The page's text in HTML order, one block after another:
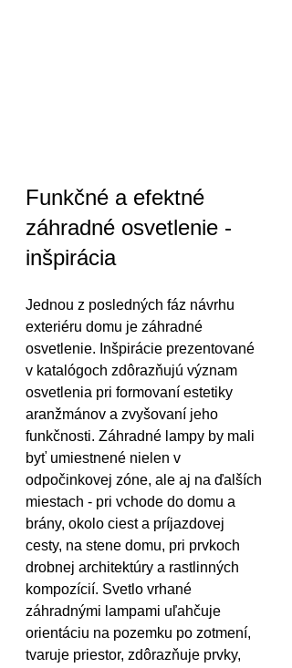
Funkčné a efektné
záhradné osvetlenie -
inšpirácia
Jednou z posledných fáz návrhu
exteriéru domu je záhradné
osvetlenie. Inšpirácie prezentované
v katalógoch zdôrazňujú význam
osvetlenia pri formovaní estetiky
aranžmánov a zvyšovaní jeho
funkčnosti. Záhradné lampy by mali
byť umiestnené nielen v
odpočinkovej zóne, ale aj na ďalších
miestach - pri vchode do domu a
brány, okolo ciest a príjazdovej
cesty, na stene domu, pri prvkoch
drobnej architektúry a rastlinných
kompozícií. Svetlo vrhané
záhradnými lampami uľahčuje
orientáciu na pozemku po zotmení,
tvaruje priestor, zdôrazňuje prvky,